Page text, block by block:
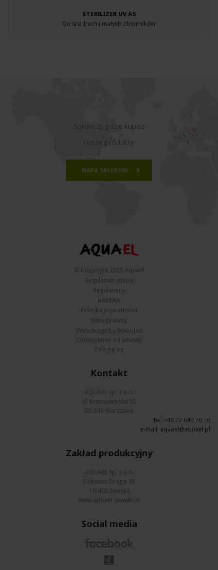
STERILIZER UV AS
Do średnich i małych zbiorników
Sprawdź, gdzie kupisz
nasze produkty
MAPA SKLEPÓW
© Copyright 2025 Aquael
Regulamin sklepu
Regulaminy
KARIERA
Polityka prywatności
Nota prawna
Webdesign by Webidea
Odstąpienie od umowy
Zaloguj się
Kontakt
AQUAEL sp. z o.o.
ul. Krasnowolska 50
02-849 Warszawa
tel: +48 22 644 76 16
e-mail: aquael@aquael.pl
Zakład produkcyjny
AQUAEL sp. z o.o.
Dubowo Drugie 35
16-400 Suwałki
www.aquael.suwalki.pl
Social media